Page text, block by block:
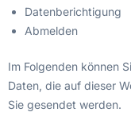
Datenberichtigung
Abmelden
Im Folgenden können
Daten, die auf dieser
Sie gesendet werden.